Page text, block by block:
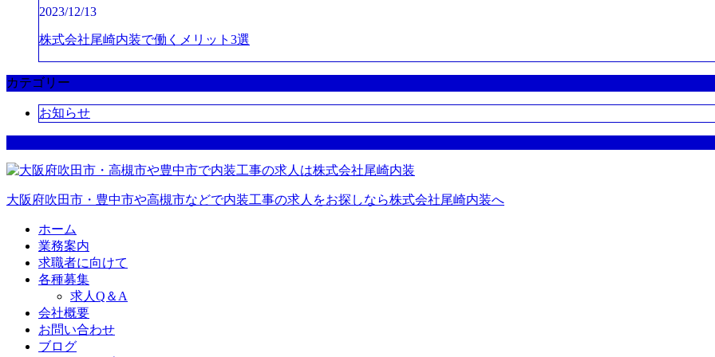
2023/12/13
株式会社尾崎内装で働くメリット3選
カテゴリー
お知らせ
大阪府吹田市・豊中市や高槻市などで内装工事の求人をお探しなら株式会社尾崎内装へ
ホーム
業務案内
求職者に向けて
各種募集
求人Q＆A
会社概要
お問い合わせ
ブログ